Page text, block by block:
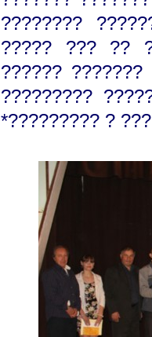
????????
????? ??? ??
??????
?????????
*????????? ?